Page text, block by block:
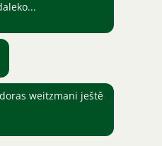
weitzmani ještě